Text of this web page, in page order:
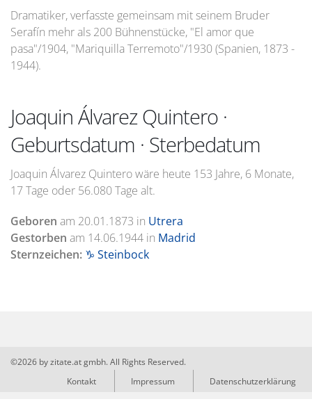
Dramatiker, verfasste gemeinsam mit seinem Bruder
Serafín mehr als 200 Bühnenstücke, "El amor que
pasa"/1904, "Mariquilla Terremoto"/1930 (Spanien, 1873 -
1944).
Joaquin Álvarez Quintero ·
Geburtsdatum · Sterbedatum
Joaquin Álvarez Quintero wäre heute 153 Jahre, 6 Monate,
17 Tage oder 56.080 Tage alt.
Geboren am 20.01.1873 in Utrera
Gestorben am 14.06.1944 in Madrid
Sternzeichen: ♑ Steinbock
©2026 by zitate.at gmbh. All Rights Reserved.
Kontakt
Impressum Datenschutzerklärung